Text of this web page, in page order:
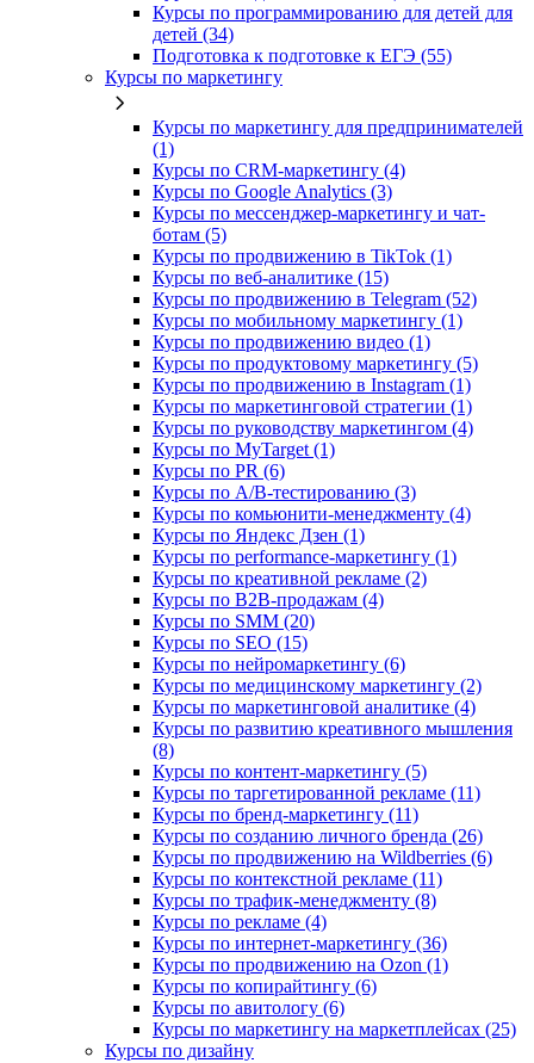
Курсы по программированию для детей для
детей (34)
Подготовка к подготовке к ЕГЭ (55)
Курсы по маркетингу
Курсы по маркетингу для предпринимателей
(1)
Курсы по CRM-маркетингу (4)
Курсы по Google Analytics (3)
Курсы по мессенджер-маркетингу и чат-
ботам (5)
Курсы по продвижению в TikTok (1)
Курсы по веб-аналитике (15)
Курсы по продвижению в Telegram (52)
Курсы по мобильному маркетингу (1)
Курсы по продвижению видео (1)
Курсы по продуктовому маркетингу (5)
Курсы по продвижению в Instagram (1)
Курсы по маркетинговой стратегии (1)
Курсы по руководству маркетингом (4)
Курсы по MyTarget (1)
Курсы по PR (6)
Курсы по A/B-тестированию (3)
Курсы по комьюнити-менеджменту (4)
Курсы по Яндекс Дзен (1)
Курсы по performance-маркетингу (1)
Курсы по креативной рекламе (2)
Курсы по B2B-продажам (4)
Курсы по SMM (20)
Курсы по SEO (15)
Курсы по нейромаркетингу (6)
Курсы по медицинскому маркетингу (2)
Курсы по маркетинговой аналитике (4)
Курсы по развитию креативного мышления
(8)
Курсы по контент-маркетингу (5)
Курсы по таргетированной рекламе (11)
Курсы по бренд-маркетингу (11)
Курсы по созданию личного бренда (26)
Курсы по продвижению на Wildberries (6)
Курсы по контекстной рекламе (11)
Курсы по трафик-менеджменту (8)
Курсы по рекламе (4)
Курсы по интернет-маркетингу (36)
Курсы по продвижению на Ozon (1)
Курсы по копирайтингу (6)
Курсы по авитологу (6)
Курсы по маркетингу на маркетплейсах (25)
Курсы по дизайну